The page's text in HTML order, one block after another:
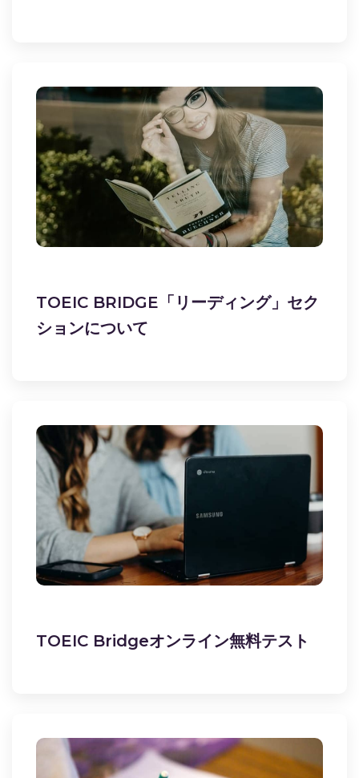
TOEIC BRIDGE「リーディング」セク
ションについて
TOEIC Bridgeオンライン無料テスト